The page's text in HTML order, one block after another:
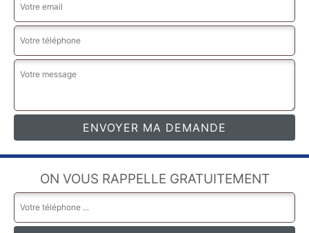
ON VOUS RAPPELLE GRATUITEMENT